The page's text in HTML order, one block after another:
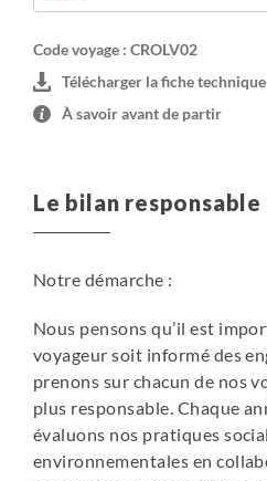
Code voyage : CROLV02
Télécharger la fiche technique
À savoir avant de partir
Le bilan
Notre démarche :
Nous pensons qu’il est
voyageur soit informé des
prenons sur chacun de nos
plus responsable. Chaque
évaluons nos pratiques
environnementales en